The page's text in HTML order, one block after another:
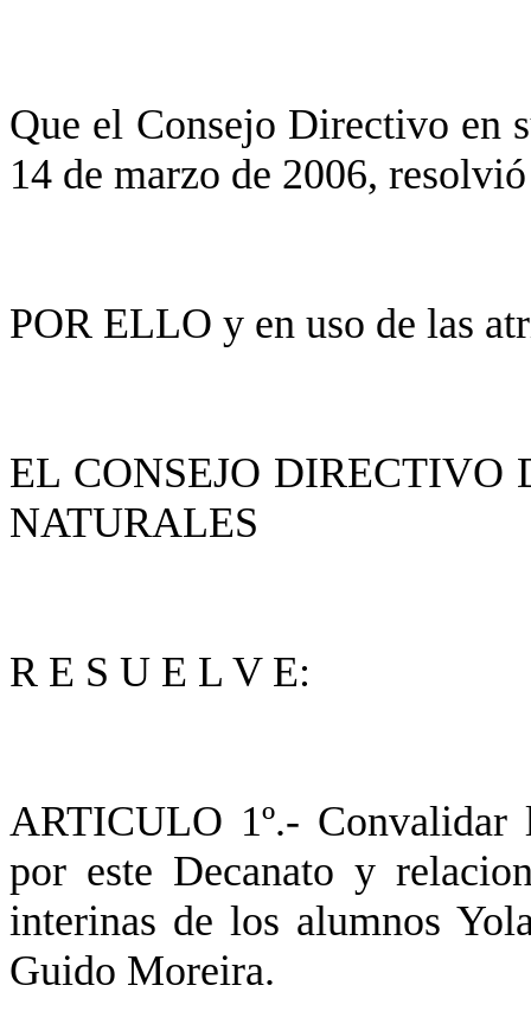
Que el Consejo Directivo en
14 de marzo de 2006,
POR ELLO y en uso de las
EL CONSEJO
NATURALES
R E S U E L V E:
ARTICULO 1º.- Convalidar
por este Decanato y
interinas de los alumnos
Guido Moreira.